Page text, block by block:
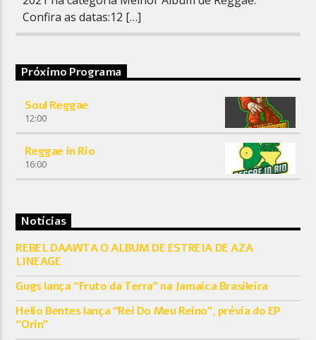
Confira as datas:12 […]
Próximo Programa
Soul Reggae
12:00
Reggae in Rio
16:00
Notícias
REBEL DAAWTA O ALBUM DE ESTREIA DE AZA
LINEAGE
Gugs lança “Fruto da Terra” na Jamaica Brasileira
Helio Bentes lança “Rei Do Meu Reino”, prévia do EP
“Orin”